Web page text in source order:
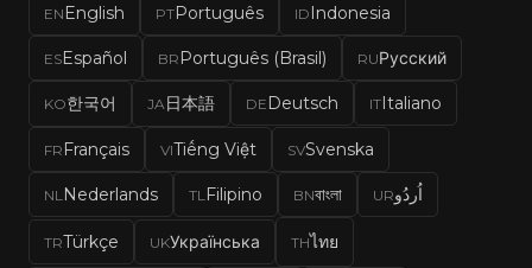
EN English PTPortuguês ID Indonesia
ESEspañol BR Português (Brasil) RUРусский
KO한국어 JA 日本語 DE Deutsch IT Italiano
FR Français VITiếng Việt SVSvenska
NL Nederlands TL Filipino BNবাংলা URاُردُو
TRTürkçe UKУкраїнська THไทย